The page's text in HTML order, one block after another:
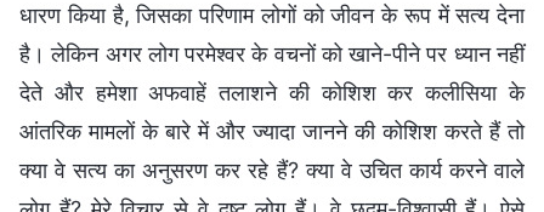
धारण किया है, जिसका परिणाम लोगों को जीवन के रूप में सत्य देना
है। लेकिन अगर लोग परमेश्वर के वचनों को खाने-पीने पर ध्यान नहीं
देते और हमेशा अफवाहें तलाशने की कोशिश कर कलीसिया के
आंतरिक मामलों के बारे में और ज्यादा जानने की कोशिश करते हैं तो
क्या वे सत्य का अनुसरण कर रहे हैं? क्या वे उचित कार्य करने वाले